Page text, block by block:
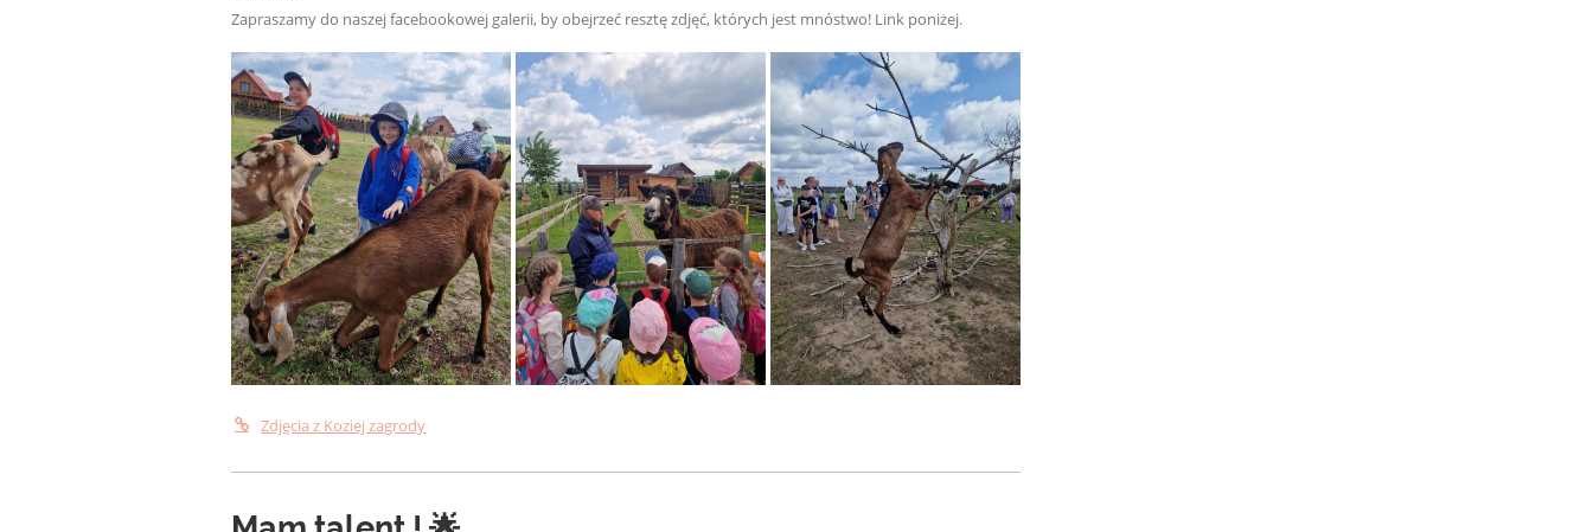
Zapraszamy do naszej facebookowej galerii, by obejrzeć resztę zdjęć, których jest mnóstwo! Link poniżej.
Zdjęcia z Koziej zagrody